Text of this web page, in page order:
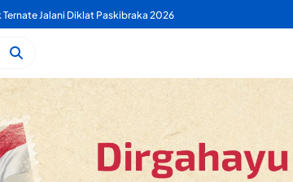
Benahi Pelayanan Air Bersih Secara Menyeluruh